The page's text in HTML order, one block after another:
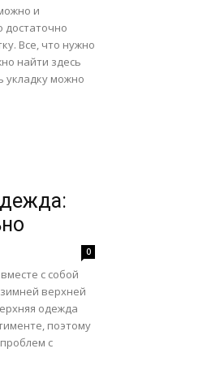
и
достаточно
Все, что нужно
найти здесь
укладку можно
0
с собой
верхней
одежда
поэтому
с